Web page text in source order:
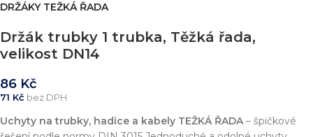
DRŽÁKY TEŽKÁ ŘADA
Držák trubky 1 trubka, Těžká řada,
velikost DN14
86 Kč
71 Kč bez DPH
Uchyty na trubky, hadice a kabely TEŽKÁ ŘADA– špičkové